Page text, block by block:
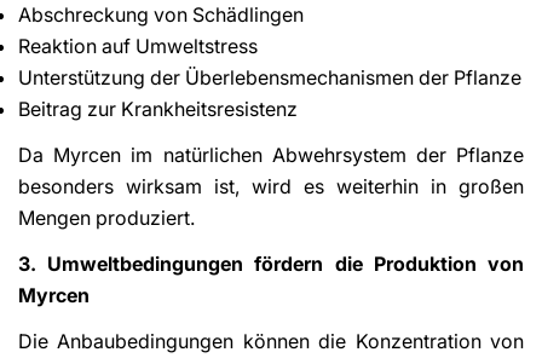
Abschreckung von Schädlingen
Reaktion auf Umweltstress
Unterstützung der Überlebensmechanismen der Pflanze
Beitrag zur Krankheitsresistenz
Da Myrcen im natürlichen Abwehrsystem der Pflanze
besonders wirksam ist, wird es weiterhin in großen
Mengen produziert.
3. Umweltbedingungen fördern die Produktion von
Myrcen
Die Anbaubedingungen können die Konzentration von